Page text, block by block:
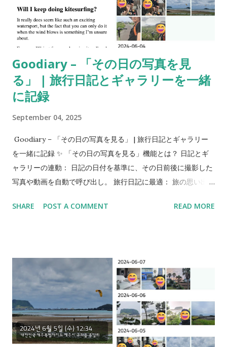
확대 (1개 → 2개) 배경음 재생 설정 유지 메모 저장 UX 개선 목표
관리·연간계획·타임캡슐 UI 리뉴얼 페이지 전환 방향 변경 (왼쪽:
과거, 오른쪽: 미래) 기본 폰트 변경 7. 큰화면 최적화 💻 태블릿,
맥, 윈도우 환경에서도 쾌적하게 사용할 수 있도록 최적화했습니
다. 🚀 지금 바로 업데이트하세요! 굿다이어리는 언제나 여러분의
더 나은 기록 경험 을 위해 고민하고 있습니다. 👉 최신 버전
(1.10.0)으로 업데이트하시고, 새롭게 바뀐 굿다이어리를 경험해
보세요. 앞으로도 많은 피드백 부탁드리며, 저희는 늘 곁에서 여
러분의 하루를 함께 기록하겠습니다. 💖 🔖 주요 태그 #굿다이어
리 #일기앱 #다이어리앱 #저널앱 #무...
Goodiary – 「その日の写真を見
る」 | 旅行日記とギャラリーを一緒
に記録
September 04, 2025
Goodiary – 「その日の写真を見る」 | 旅行日記とギャラリー
を一緒に記録 ✨ 「その日の写真を見る」機能とは？ 日記とギ
ャラリーの連動： 日記の日付を基準に、その日前後に撮影した
写真や動画を自動で呼び出し。 旅行日記に最適： 旅の思い出を
画がつながり、五感で思い出を追体験。 便利な操作性： 写真を
SHARE POST A COMMENT READ MORE